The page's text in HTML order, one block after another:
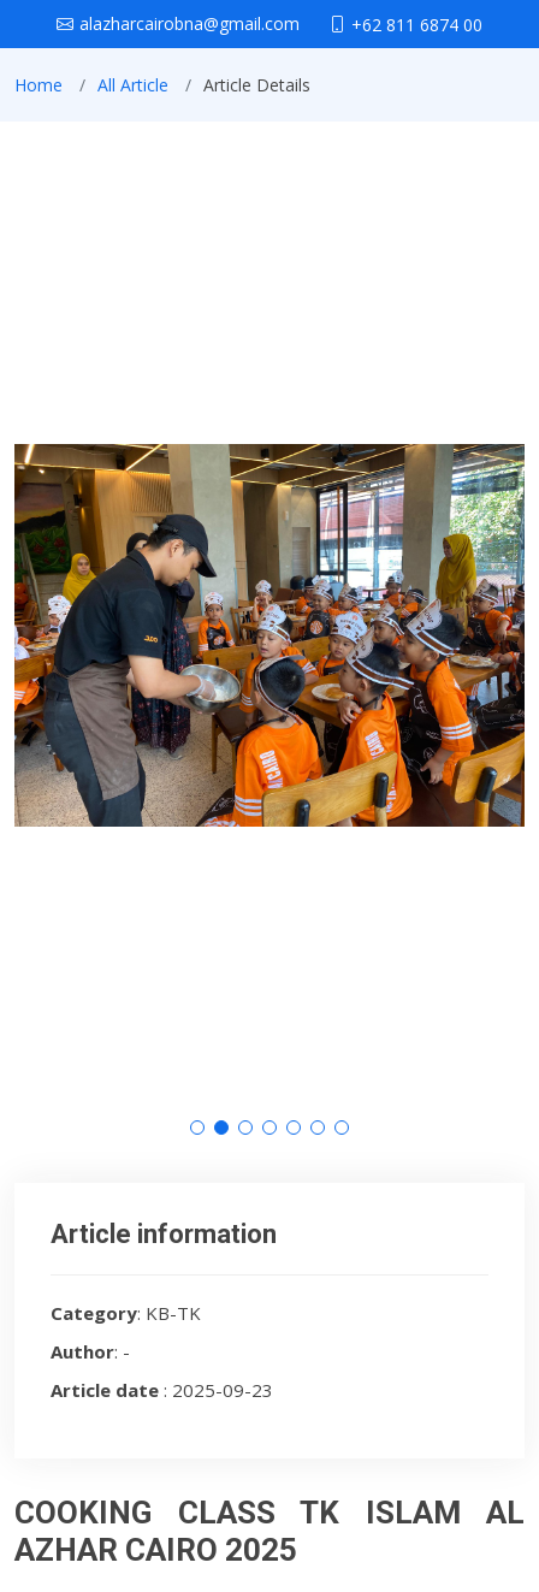
alazharcairobna@gmail.com +62 811 6874 00
Home All Article Article Details
Article information
Category: KB-TK
Author: -
Article date : 2025-09-23
COOKING CLASS TK ISLAM AL
AZHAR CAIRO 2025